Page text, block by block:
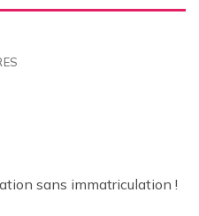
sans immatriculation !